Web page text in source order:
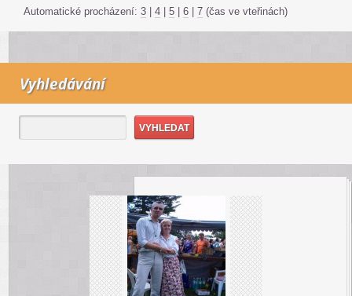
Automatické procházení: 3 | 4 | 5 | 6 | 7 (čas ve vteřinách)
Vyhledávání